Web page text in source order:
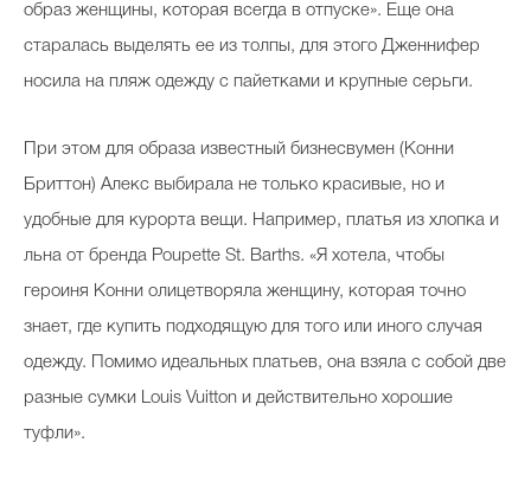
образ женщины, которая всегда в отпуске». Еще она
старалась выделять ее из толпы, для этого Дженнифер
носила на пляж одежду с пайетками и крупные серьги.
При этом для образа известный бизнесвумен (Конни
Бриттон) Алекс выбирала не только красивые, но и
удобные для курорта вещи. Например, платья из хлопка и
льна от бренда Poupette St. Barths. «Я хотела, чтобы
героиня Конни олицетворяла женщину, которая точно
знает, где купить подходящую для того или иного случая
одежду. Помимо идеальных платьев, она взяла с собой две
разные сумки Louis Vuitton и действительно хорошие
туфли».